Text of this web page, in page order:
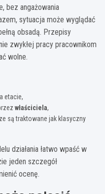
bez angażowania
sytuacja może wyglądać
obsadą. Przepisy
zwykłej pracy pracownikom
wolne.
etacie,
właściciela,
są traktowane jak klasyczny
działania łatwo wpaść w
jeden szczegół
ocenę.